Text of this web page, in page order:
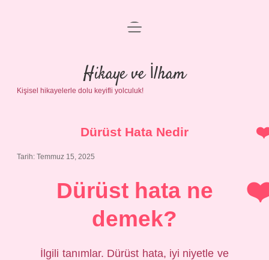
Anasayfa
Gizlilik Politikası
Yasal Uyarı
menüyü
Hikaye ve İlham
Kişisel hikayelerle dolu keyifli yolculuk!
Dürüst Hata Nedir
Tarih: Temmuz 15, 2025
Dürüst hata ne
demek?
İlgili tanımlar. Dürüst hata, iyi niyetle ve